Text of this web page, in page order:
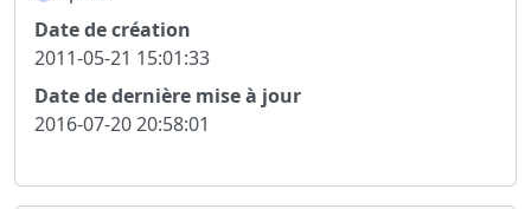
Date de création
2011-05-21 15:01:33
Date de dernière mise à jour
2016-07-20 20:58:01